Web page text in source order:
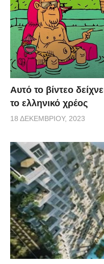
Αυτό το βίντεο
το ελληνικό χρέος
18 ΔΕΚΕΜΒΡΊΟΥ, 2023